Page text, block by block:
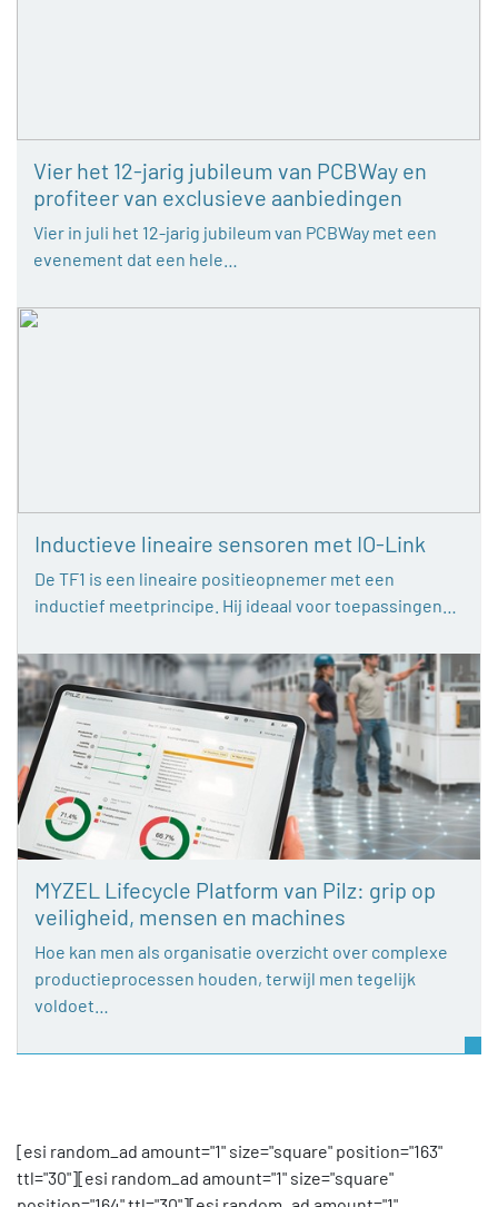
Vier het 12-jarig jubileum van PCBWay en
profiteer van exclusieve aanbiedingen
Vier in juli het 12-jarig jubileum van PCBWay met een
evenement dat een hele…
Inductieve lineaire sensoren met IO-Link
De TF1 is een lineaire positieopnemer met een
inductief meetprincipe. Hij ideaal voor toepassingen…
MYZEL Lifecycle Platform van Pilz: grip op
veiligheid, mensen en machines
Hoe kan men als organisatie overzicht over complexe
productieprocessen houden, terwijl men tegelijk
voldoet…
[esi random_ad amount="1" size="square" position="163"
ttl="30"][esi random_ad amount="1" size="square"